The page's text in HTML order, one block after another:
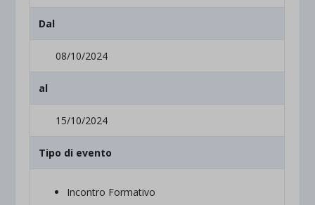
Dal
08/10/2024
al
15/10/2024
Tipo di evento
Incontro Formativo